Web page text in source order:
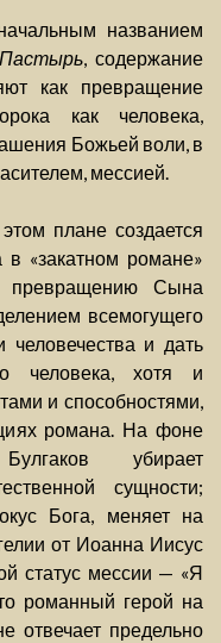
названием
Пастырь, содержание
как превращение
как человека,
Божьей воли, в
мессией.
плане создается
«закатном романе»
превращению Сына
всемогущего
человечества и дать
человека, хотя и
и способностями,
романа. На фоне
убирает
сущности;
Бога, меняет на
от Иоанна Иисус
статус мессии — «Я
романный герой на
отвечает предельно